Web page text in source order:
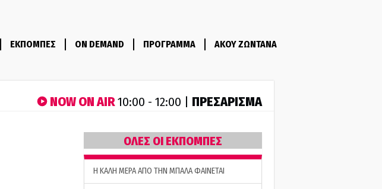
ΕΚΠΟΜΠΕΣ ON DEMAND ΠΡΟΓΡΑΜΜΑ ΑΚΟΥ ΖΩΝΤΑΝΑ
NOW ON AIR10:00 - 12:00 | ΠΡΕΣΑΡΙΣΜΑ
ΟΛΕΣ ΟΙ ΕΚΠΟΜΠΕΣ
H ΚΑΛΗ ΜΕΡΑ ΑΠΟ ΤΗΝ ΜΠΑΛΑ ΦΑΙΝΕΤΑΙ